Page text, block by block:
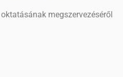
megszervezéséről